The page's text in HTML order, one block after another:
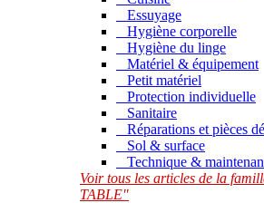
Essuyage
Hygiène corporelle
Hygiène du linge
Matériel & équipement
Petit matériel
Protection individuelle
Sanitaire
Réparations et pièces
Sol & surface
Technique &
Voir tous les articles de la
TABLE"